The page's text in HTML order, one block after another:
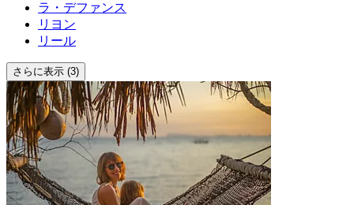
ラ・デファンス
リヨン
リール
さらに表示 (3)